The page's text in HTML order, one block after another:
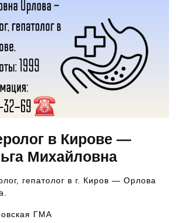
в Кирове —
Михайловна
гепатолог в г. Киров — Орлова
ГМА